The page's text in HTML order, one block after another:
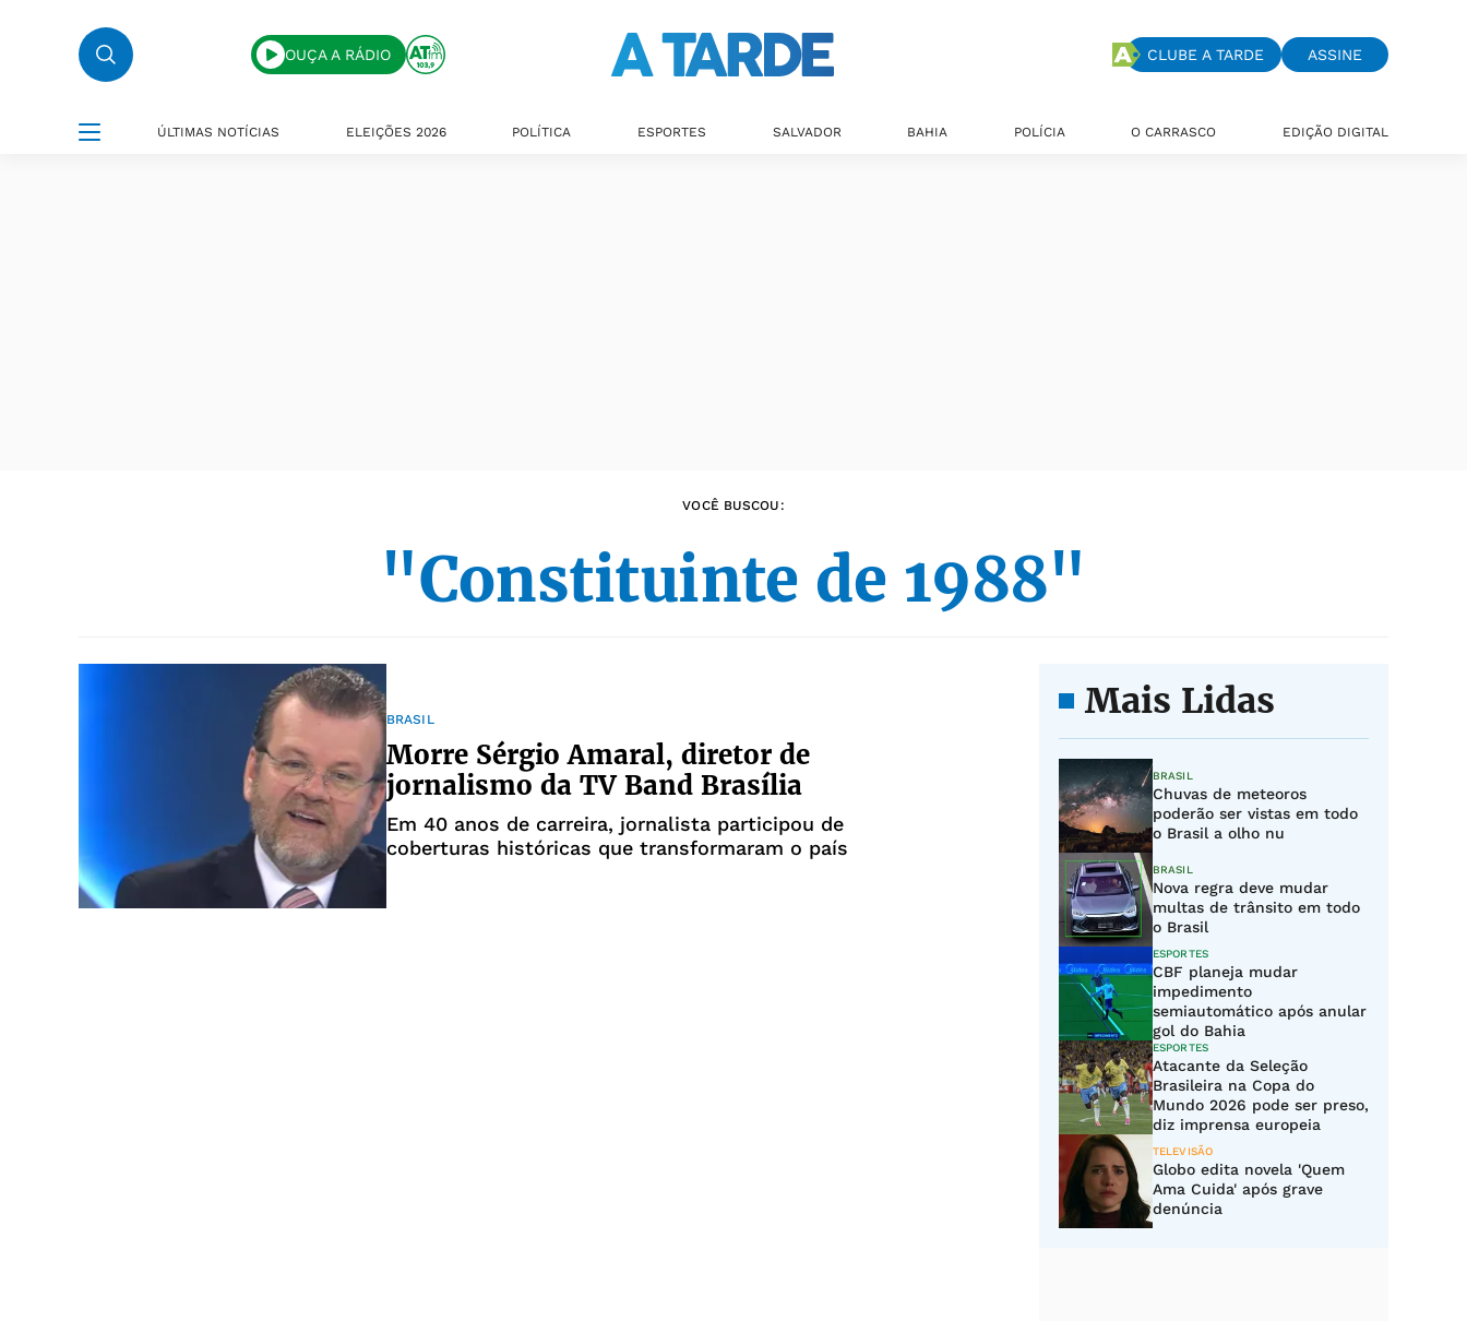
OUÇA A RÁDIO CLUBE A TARDE ASSINE
ÚLTIMAS NOTÍCIAS ELEIÇÕES 2026 POLÍTICA ESPORTES SALVADOR BAHIA POLÍCIA O CARRASCO EDIÇÃO DIGITAL
VOCÊ BUSCOU:
"Constituinte de 1988"
BRASIL
Morre Sérgio Amaral, diretor de
jornalismo da TV Band Brasília
Em 40 anos de carreira, jornalista participou de
coberturas históricas que transformaram o país
Mais Lidas
BRASIL
Chuvas de meteoros
poderão ser vistas em todo
o Brasil a olho nu
BRASIL
Nova regra deve mudar
multas de trânsito em todo
o Brasil
ESPORTES
CBF planeja mudar
impedimento
semiautomático após anular
gol do Bahia
ESPORTES
Atacante da Seleção
Brasileira na Copa do
Mundo 2026 pode ser preso,
diz imprensa europeia
TELEVISÃO
Globo edita novela 'Quem
Ama Cuida' após grave
denúncia